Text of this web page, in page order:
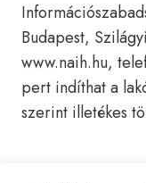
Budapest,
www.naih.hu,
pert indíthat a
szerint illetékes